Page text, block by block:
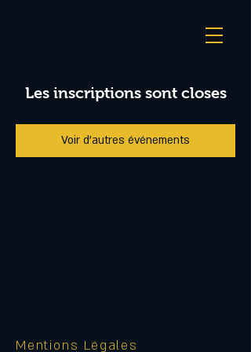
Les inscriptions sont closes
Voir d'autres événements
Mentions Légales